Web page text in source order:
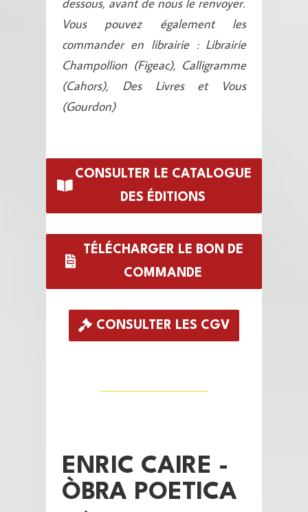
Vous pouvez également les
commander en librairie : Librairie
Champollion (Figeac), Calligramme
(Cahors), Des Livres et Vous
(Gourdon)
CONSULTER LE CATALOGUE
DES ÉDITIONS
TÉLÉCHARGER LE BON DE
COMMANDE
CONSULTER LES CGV
ENRIC CAIRE -
ÒBRA POETICA